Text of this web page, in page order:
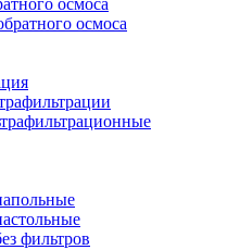
осмоса
осмоса
фильтров